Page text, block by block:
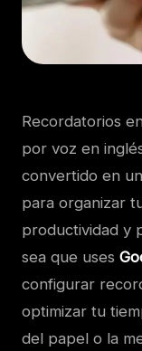
Recordatorios
por voz en
convertido en
para organizar
productividad y
sea que uses
configurar
optimizar tu
del papel o la